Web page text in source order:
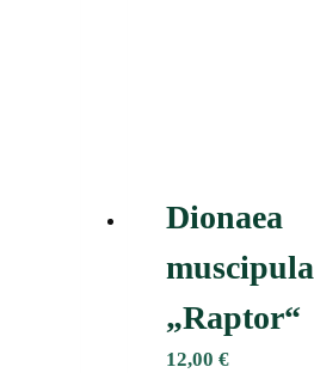
Dionaea
muscipula
„Raptor“
12,00 €